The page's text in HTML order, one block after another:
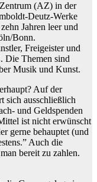
(AZ) in der
Deutz-Werke
Jahren leer und
Bonn.
Freigeister und
Die Themen sind
Musik und Kunst.
Auf der
sich ausschließlich
und Geldspenden
ist nicht erwünscht
gerne behauptet (und
Auch die
bereit zu zahlen.